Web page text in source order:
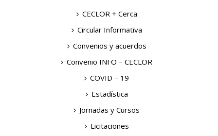
CECLOR + Cerca
Circular Informativa
Convenios y acuerdos
Convenio INFO – CECLOR
COVID – 19
Estadística
Jornadas y Cursos
Licitaciones